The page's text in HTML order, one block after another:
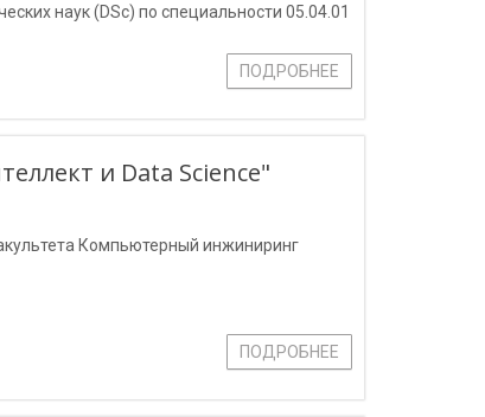
наук (DSc) по специальности 05.04.01
ПОДРОБНЕЕ
и Data Science"
Компьютерный инжиниринг
ПОДРОБНЕЕ